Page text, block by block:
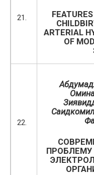
21.
ARTERIAL
OF
22.
Саидкомил